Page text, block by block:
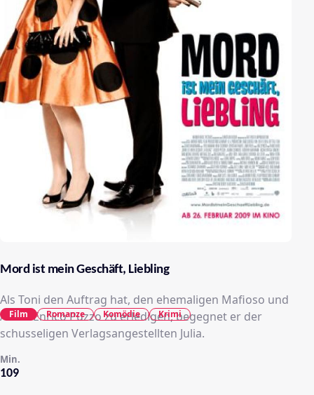
Mord ist mein Geschäft, Liebling
Als Toni den Auftrag hat, den ehemaligen Mafioso und
Autor Enrico Puzzo zu erledigen, begegnet er der
schusseligen Verlagsangestellten Julia.
109
Min.
Film Romanze Komödie Krimi